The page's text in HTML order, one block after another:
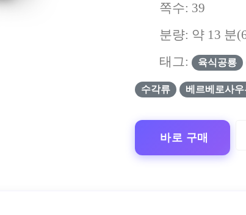
쪽수: 39
분량: 약 13 분(
태그:
육식공룡
수각류 베르베로사
바로 구매